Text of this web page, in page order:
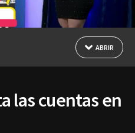
ABRIR
las cuentas en